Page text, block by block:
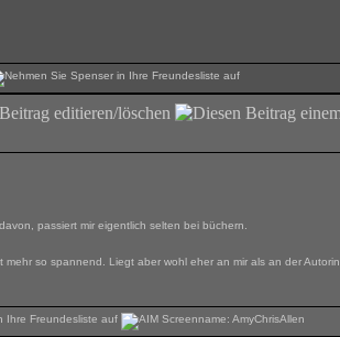
passiert mir eigentlich selten bei büchern.
so spannend. Liegt aber wohl eher an mir als an der Autorin